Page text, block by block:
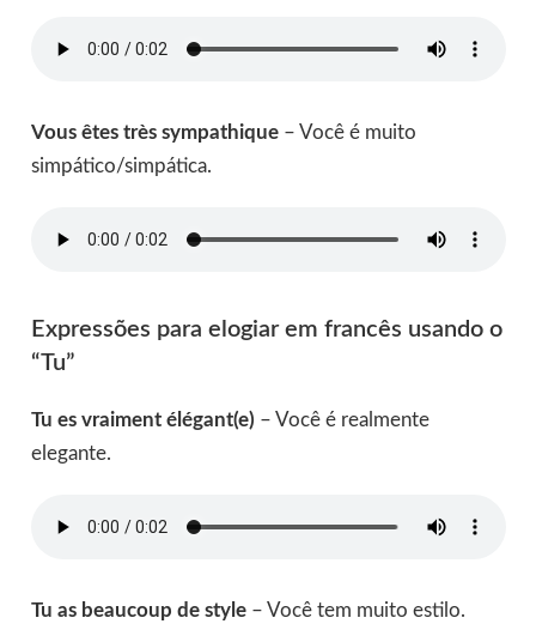
Vous êtes très sympathique– Você é muito
simpático/simpática.
Expressões para elogiar em francês usando o
“Tu”
Tu es vraiment élégant(e) – Você é realmente
elegante.
Tu as beaucoup de style– Você tem muito estilo.